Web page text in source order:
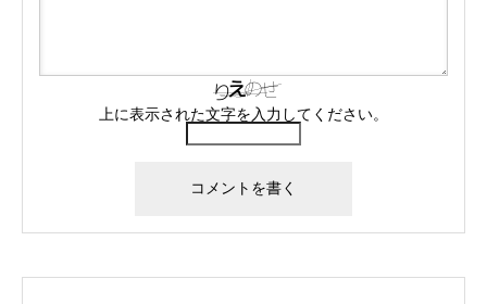
上に表示された文字を入力してください。